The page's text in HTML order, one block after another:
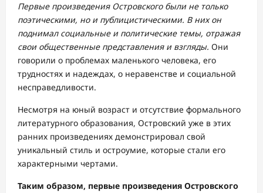
Первые произведения Островского были не только
поэтическими, но и публицистическими. В них он
поднимал социальные и политические темы, отражая
свои общественные представления и взгляды. Они
говорили о проблемах маленького человека, его
трудностях и надеждах, о неравенстве и социальной
несправедливости.
Несмотря на юный возраст и отсутствие формального
литературного образования, Островский уже в этих
ранних произведениях демонстрировал свой
уникальный стиль и остроумие, которые стали его
характерными чертами.
Таким образом, первые произведения Островского